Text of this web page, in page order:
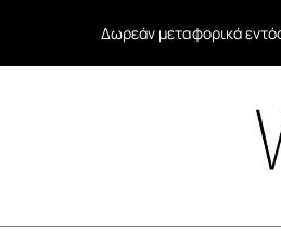
Δωρεάν μεταφορικά σε